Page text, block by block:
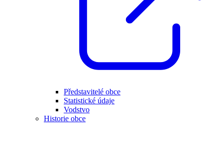
Představitelé obce
Statistické údaje
Vodstvo
Historie obce